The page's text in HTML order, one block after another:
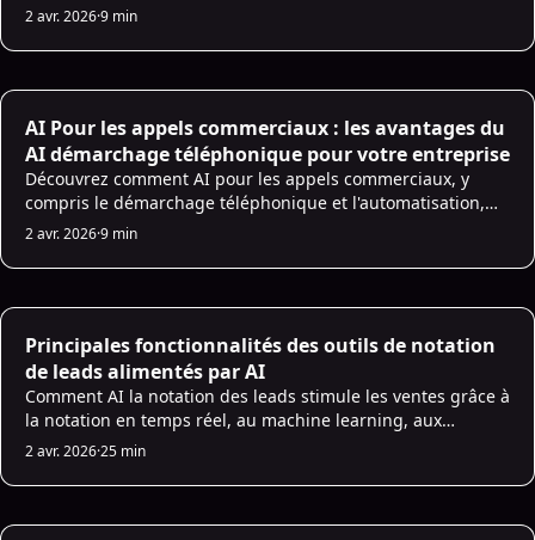
les principales fonctionnalités et les tarifs d'une solution
2 avr. 2026·9 min
AI for Sales
AI Pour les appels commerciaux : les avantages du
AI démarchage téléphonique pour votre entreprise
Découvrez comment AI pour les appels commerciaux, y
compris le démarchage téléphonique et l'automatisation,
transforme le monde de la vente et aide les entreprises à
2 avr. 2026·9 min
AI Lead Scoring
Principales fonctionnalités des outils de notation
de leads alimentés par AI
Comment AI la notation des leads stimule les ventes grâce à
la notation en temps réel, au machine learning, aux
données multicanaux, aux prévisions prédictives et aux
intention.
2 avr. 2026·25 min